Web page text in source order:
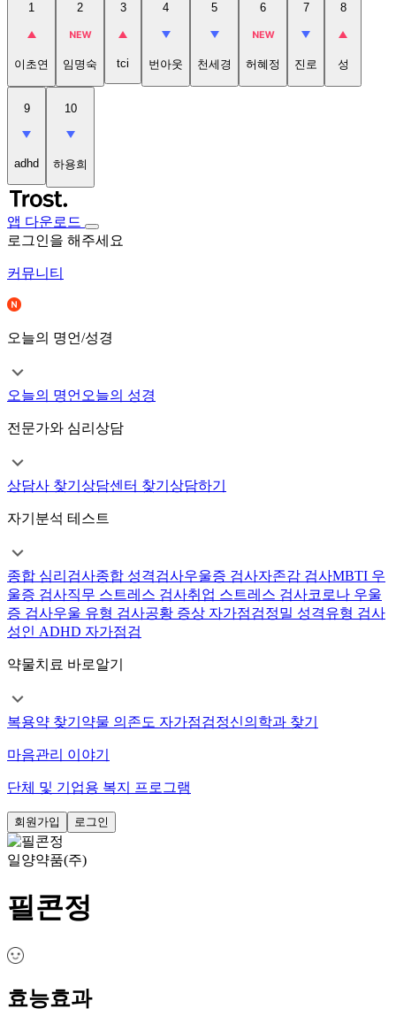
1
이초연
2
임명숙
3
tci
4
번아웃
5
천세경
6
허혜정
7
진로
8
성
9
adhd
10
하용희
앱 다운로드
로그인을 해주세요
커뮤니티
오늘의 명언/성경
오늘의 명언 오늘의 성경
전문가와 심리상담
상담사 찾기 상담센터 찾기 상담하기
자기분석 테스트
종합 심리검사종합 성격검사우울증 검사자존감 검사MBTI 우
울증 검사직무 스트레스 검사취업 스트레스 검사코로나 우울
증 검사우울 유형 검사공황 증상 자가점검정밀 성격유형 검사
성인 ADHD 자가점검
약물치료 바로알기
복용약 찾기 약물 의존도 자가점검정신의학과 찾기
마음관리 이야기
단체 및 기업용 복지 프로그램
회원가입 로그인
일양약품(주)
필콘정
효능효과